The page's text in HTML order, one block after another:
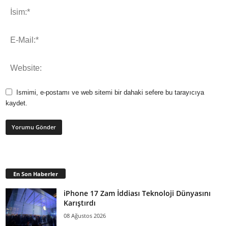
Ismimi, e-postamı ve web sitemi bir dahaki sefere bu tarayıcıya
kaydet.
En Son Haberler
iPhone 17 Zam İddiası Teknoloji Dünyasını
Karıştırdı
08 Ağustos 2026